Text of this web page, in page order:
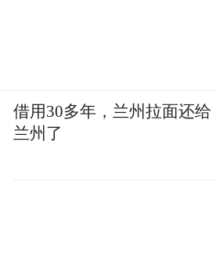
借用30多年，兰州拉面还给
兰州了